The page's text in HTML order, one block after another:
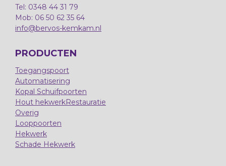
Tel: 0348 44 31 79
Mob: 06 50 62 35 64
info@bervos-kemkam.nl
PRODUCTEN
Toegangspoort
Automatisering
Kopal Schuifpoorten
Hout hekwerkRestauratie
Overig
Looppoorten
Hekwerk
Schade Hekwerk